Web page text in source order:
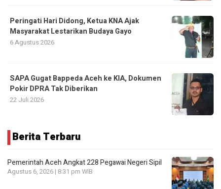
Peringati Hari Didong, Ketua KNA Ajak
Masyarakat Lestarikan Budaya Gayo
6 Agustus 2026
SAPA Gugat Bappeda Aceh ke KIA, Dokumen
Pokir DPRA Tak Diberikan
22 Juli 2026
Berita Terbaru
Pemerintah Aceh Angkat 228 Pegawai Negeri Sipil
Agustus 6, 2026 | 8:31 pm WIB